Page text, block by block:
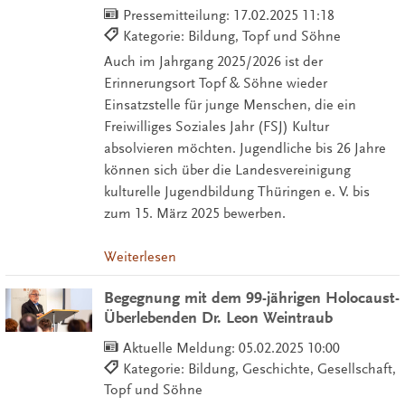
Pressemitteilung: 17.02.2025 11:18
Kategorie: Bildung, Topf und Söhne
Auch im Jahrgang 2025/2026 ist der
Erinnerungsort Topf & Söhne wieder
Einsatzstelle für junge Menschen, die ein
Freiwilliges Soziales Jahr (FSJ) Kultur
absolvieren möchten. Jugendliche bis 26 Jahre
können sich über die Landesvereinigung
kulturelle Jugendbildung Thüringen e. V. bis
zum 15. März 2025 bewerben.
Weiterlesen
Begegnung mit dem 99-jährigen Holocaust-
Überlebenden Dr. Leon Weintraub
Aktuelle Meldung: 05.02.2025 10:00
Kategorie: Bildung, Geschichte, Gesellschaft,
Topf und Söhne